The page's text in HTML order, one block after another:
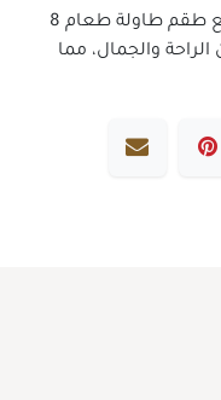
استمتع بتجربة تناول الطعام الفاخرة مع طقم طاولة طعام 8
والجمال، مما